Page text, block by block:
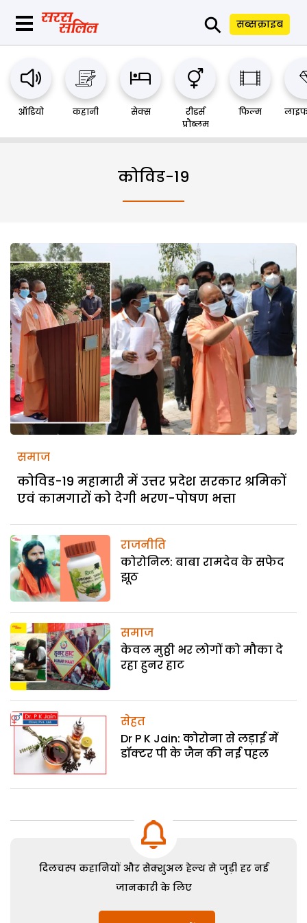
⚲ सब्सक्राइब
ऑडियो कहानी सेक्स
रीडर्स
प्रौब्लम
फिल्म
कोविड-19
समाज
कोविड-19 महामारी में उत्तर प्रदेश सरकार श्रमिकों
एवं कामगारों को देगी भरण-पोषण भत्ता
राजनीति
कोरोनिल: बाबा रामदेव के सफेद
झूठ
समाज
केवल मुठ्ठी भर लोगों को मौका दे
रहा हुनर हाट
सेहत
Dr P K Jain: कोरोना से लड़ाई में
डॉक्टर पी के जैन की नई पहल
दिलचस्प कहानियों और सेक्शुअल हेल्थ से जुड़ी हर नई
जानकारी के लिए